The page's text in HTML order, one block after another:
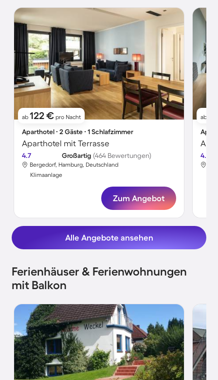
ab 122 € pro Nacht
Aparthotel ∙ 2 Gäste ∙ 1 Schlafzimmer
Aparthotel mit Terrasse
4.7 Großartig (464 Bewertungen)
Bergedorf, Hamburg, Deutschland
Klimaanlage
Zum Angebot
ab
4.6
Alle Angebote ansehen
Ferienhäuser & Ferienwohnungen
mit Balkon